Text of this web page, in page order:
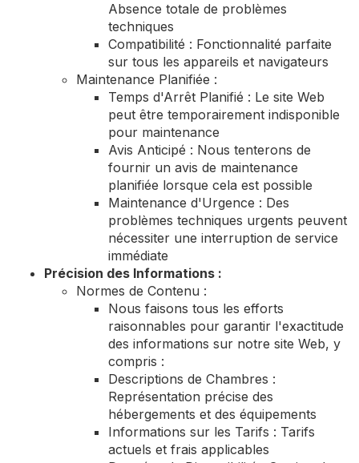
Absence totale de problèmes
techniques
Compatibilité : Fonctionnalité parfaite
sur tous les appareils et navigateurs
Maintenance Planifiée :
Temps d'Arrêt Planifié : Le site Web
peut être temporairement indisponible
pour maintenance
Avis Anticipé : Nous tenterons de
fournir un avis de maintenance
planifiée lorsque cela est possible
Maintenance d'Urgence : Des
problèmes techniques urgents peuvent
nécessiter une interruption de service
immédiate
Précision des Informations :
Normes de Contenu :
Nous faisons tous les efforts
raisonnables pour garantir l'exactitude
des informations sur notre site Web, y
compris :
Descriptions de Chambres :
Représentation précise des
hébergements et des équipements
Informations sur les Tarifs : Tarifs
actuels et frais applicables